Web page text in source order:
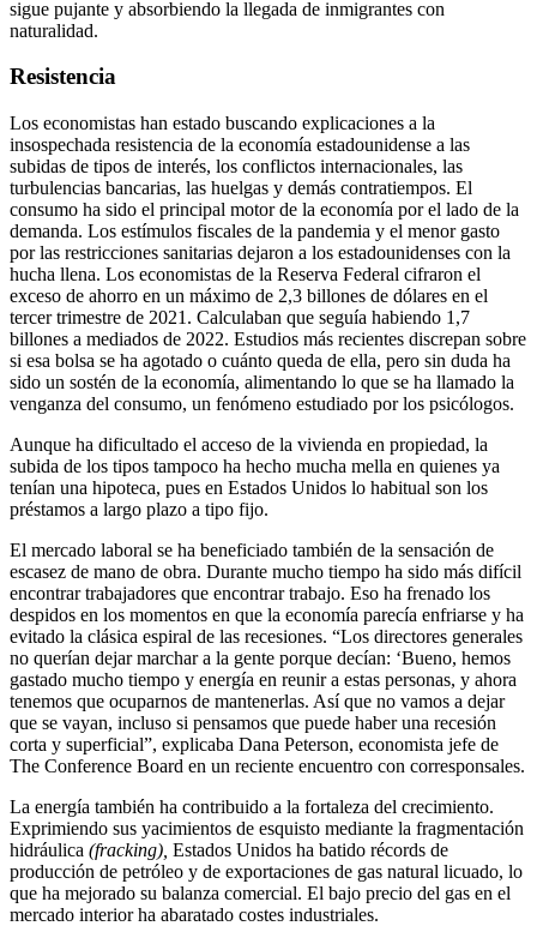
sigue pujante y absorbiendo la llegada de inmigrantes con
naturalidad.
Resistencia
Los economistas han estado buscando explicaciones a la
insospechada resistencia de la economía estadounidense a las
subidas de tipos de interés, los conflictos internacionales, las
turbulencias bancarias, las huelgas y demás contratiempos. El
consumo ha sido el principal motor de la economía por el lado de la
demanda. Los estímulos fiscales de la pandemia y el menor gasto
por las restricciones sanitarias dejaron a los estadounidenses con la
hucha llena. Los economistas de la Reserva Federal cifraron el
exceso de ahorro en un máximo de 2,3 billones de dólares en el
tercer trimestre de 2021. Calculaban que seguía habiendo 1,7
billones a mediados de 2022. Estudios más recientes discrepan sobre
si esa bolsa se ha agotado o cuánto queda de ella, pero sin duda ha
sido un sostén de la economía, alimentando lo que se ha llamado la
venganza del consumo, un fenómeno estudiado por los psicólogos.
Aunque ha dificultado el acceso de la vivienda en propiedad, la
subida de los tipos tampoco ha hecho mucha mella en quienes ya
tenían una hipoteca, pues en Estados Unidos lo habitual son los
préstamos a largo plazo a tipo fijo.
El mercado laboral se ha beneficiado también de la sensación de
escasez de mano de obra. Durante mucho tiempo ha sido más difícil
encontrar trabajadores que encontrar trabajo. Eso ha frenado los
despidos en los momentos en que la economía parecía enfriarse y ha
evitado la clásica espiral de las recesiones. “Los directores generales
no querían dejar marchar a la gente porque decían: ‘Bueno, hemos
gastado mucho tiempo y energía en reunir a estas personas, y ahora
tenemos que ocuparnos de mantenerlas. Así que no vamos a dejar
que se vayan, incluso si pensamos que puede haber una recesión
corta y superficial”, explicaba Dana Peterson, economista jefe de
The Conference Board en un reciente encuentro con corresponsales.
La energía también ha contribuido a la fortaleza del crecimiento.
Exprimiendo sus yacimientos de esquisto mediante la fragmentación
hidráulica (fracking), Estados Unidos ha batido récords de
producción de petróleo y de exportaciones de gas natural licuado, lo
que ha mejorado su balanza comercial. El bajo precio del gas en el
mercado interior ha abaratado costes industriales.